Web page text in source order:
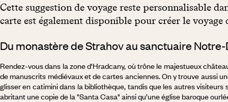
Cette suggestion de voyage reste personnalisable
carte est également disponible pour créer le voyage
Du monastère de Strahov au sanctuaire
Rendez-vous dans la zone d'Hradcany, où trône le majestueux
de manuscrits médiévaux et de cartes anciennes. On y trouve aussi
glisser en catimini dans la bibliothèque, tandis que les autres
abritant une copie de la "Santa Casa" ainsi qu’une église baroque